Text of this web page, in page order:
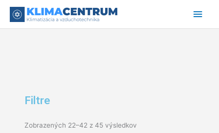
Filtre
Zobrazených 22–42 z 45 výsledkov